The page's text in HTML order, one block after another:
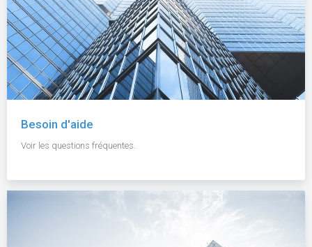
Besoin d'aide
Voir les questions fréquentes.